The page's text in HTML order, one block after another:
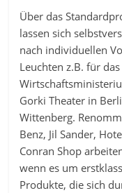
Über das
lassen sich
nach individuellen
Leuchten z.B. für
Gorki Theater in
Wittenberg.
Benz, Jil Sander,
Conran Shop
wenn es um
Produkte, die sich